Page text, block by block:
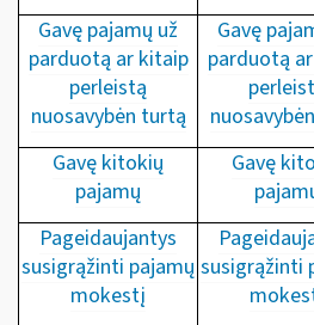
Gavę pajamų už
parduotą ar kitaip
perleistą
nuosavybėn turtą
Gavę
parduotą
Gavę kitokių
pajamų
Gavę
Pageidaujantys
susigrąžinti pajamų
mokestį
susigrąžinti